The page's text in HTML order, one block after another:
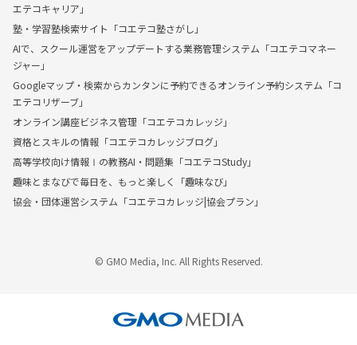
エテコキャリア」
塾・学習塾検索サイト「コエテコ塾さがし」
AIで、スクール運営をアップデートする業務管理システム「コエテコマネー
ジャー」
Googleマップ・検索からカンタンに予約できるオンライン予約システム「コ
エテコリザーブ」
オンライン講座ビジネス管理「コエテコカレッジ」
資格とスキルの情報「コエテコカレッジブログ」
高等学校向け情報Ⅰの教務AI・問題集「コエテコStudy」
趣味とまなびで毎日を、もっと楽しく「趣味なび」
協会・団体運営システム「コエテコカレッジ|協会プラン」
© GMO Media, Inc. All Rights Reserved.